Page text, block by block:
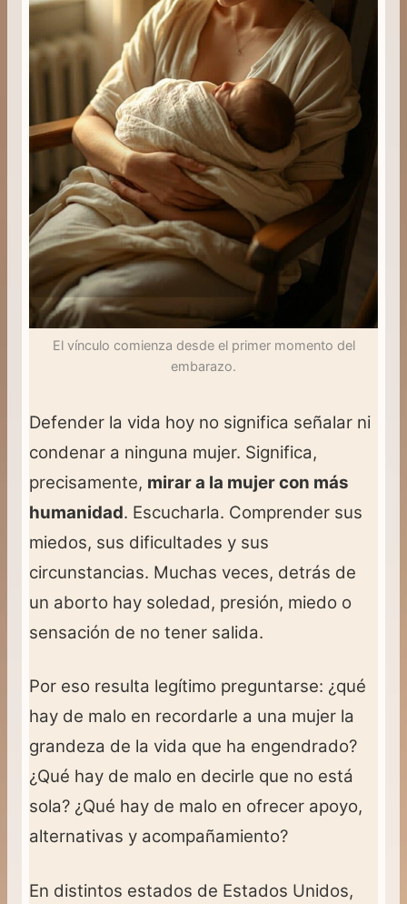
El vínculo comienza desde el primer momento del
embarazo.
Defender la vida hoy no significa señalar ni
condenar a ninguna mujer. Significa,
precisamente, mirar a la mujer con más
humanidad. Escucharla. Comprender sus
miedos, sus dificultades y sus
circunstancias. Muchas veces, detrás de
un aborto hay soledad, presión, miedo o
sensación de no tener salida.
Por eso resulta legítimo preguntarse: ¿qué
hay de malo en recordarle a una mujer la
grandeza de la vida que ha engendrado?
¿Qué hay de malo en decirle que no está
sola? ¿Qué hay de malo en ofrecer apoyo,
alternativas y acompañamiento?
En distintos estados de Estados Unidos,